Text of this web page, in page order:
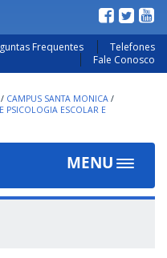
Frequentes
Telefones
Fale Conosco
/ CAMPUS SANTA MONICA /
PSICOLOGIA ESCOLAR E
MENU
Toggle